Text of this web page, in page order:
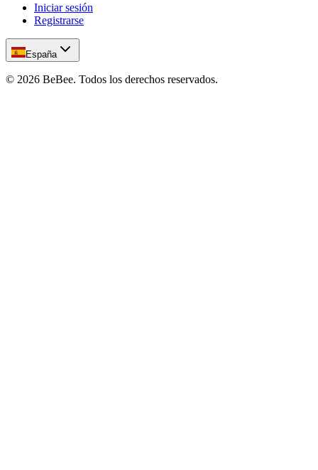
Iniciar sesión
Registrarse
España
© 2026 BeBee. Todos los derechos reservados.